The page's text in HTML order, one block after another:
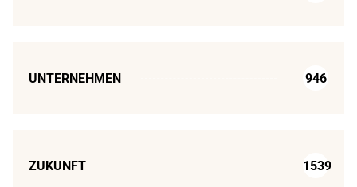
UNTERNEHMEN 946
ZUKUNFT 1539